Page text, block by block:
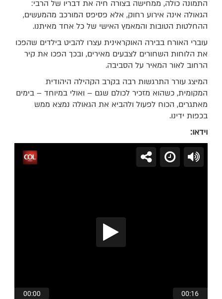
התמונה כולה, ממחישה בצורה חיה את דבריו של הרבי:
הגאולה אינה אירוע רחוק, אלא פסיפס המורכב מהמעשים,
ההחלטות הטובות והמאמץ האישי של כל אחד מאיתנו.
עוברי האורח בבירה האוקראינית עצרו להביט בילדים שהפכו
את הלוחות השחורים לצבעים מאירים, ובכך הפכו את קיר
הרחוב לאור המאיר על הסביבה.
המיצג עורר התרגשות רבה בקרב הקהילה היהודית
המקומית, כשהוא מזכיר לכולם שגם – ואולי במיוחד – בימים
מאתגרים, הכוח לפעול ולהביא את הגאולה נמצא ממש
בכפות ידינו.
וידאו: